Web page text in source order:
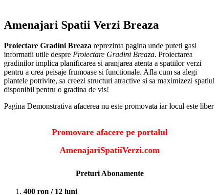
Amenajari Spatii Verzi Breaza
Proiectare Gradini Breaza reprezinta pagina unde puteti gasi
informatii utile despre Proiectare Gradini Breaza. Proiectarea
gradinilor implica planificarea si aranjarea atenta a spatiilor verzi
pentru a crea peisaje frumoase si functionale. Afla cum sa alegi
plantele potrivite, sa creezi structuri atractive si sa maximizezi spatiul
disponibil pentru o gradina de vis!
Pagina Demonstrativa afacerea nu este promovata iar locul este liber
Promovare afacere pe portalul
AmenajariSpatiiVerzi.com
Preturi Abonamente
400 ron / 12 luni